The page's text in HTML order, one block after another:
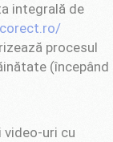
integrală de
procesul
(începând
uri cu